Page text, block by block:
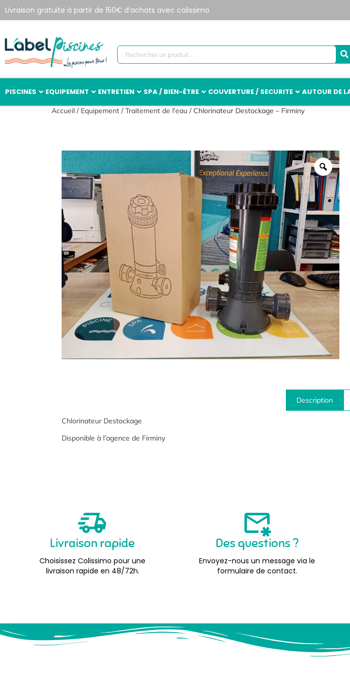
Livraison gratuite à partir de 150€ d’achats avec colissimo
PISCINES EQUIPEMENT ENTRETIEN SPA / BIEN-ÊTRE COUVERTURE / SECURITE AUTOUR DE
Accueil / Equipement /Traitement de l'eau / Chlorinateur Destockage – Firminy
Description
Chlorinateur Destockage
Disponible à l’agence de Firminy
Livraison rapide
Choisissez Colissimo pour une
livraison rapide en 48/72h.
Des questions ?
Envoyez-nous un message via le
formulaire de contact.